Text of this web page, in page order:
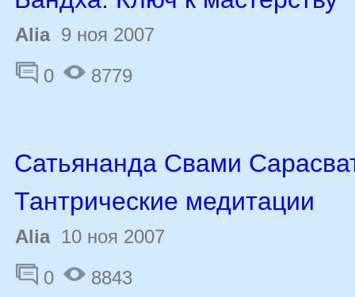
Alia9 ноя 2007
0
8779
Сатьянанда Свами
Тантрические медитации
Alia10 ноя 2007
0
8843